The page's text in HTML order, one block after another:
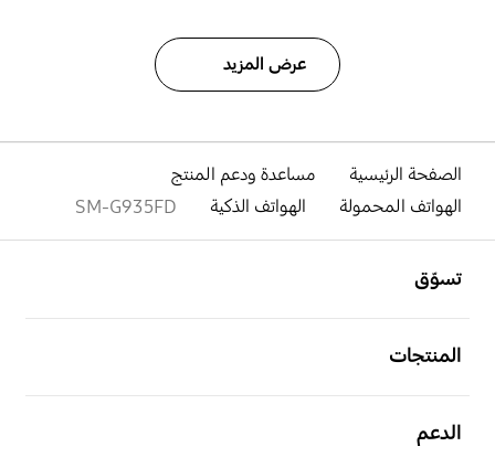
عرض المزيد
الصفحة الرئيسية
مساعدة ودعم المنتج
الهواتف المحمولة
الهواتف الذكية SM-G935FD
تسوّق
المنتجات
الدعم